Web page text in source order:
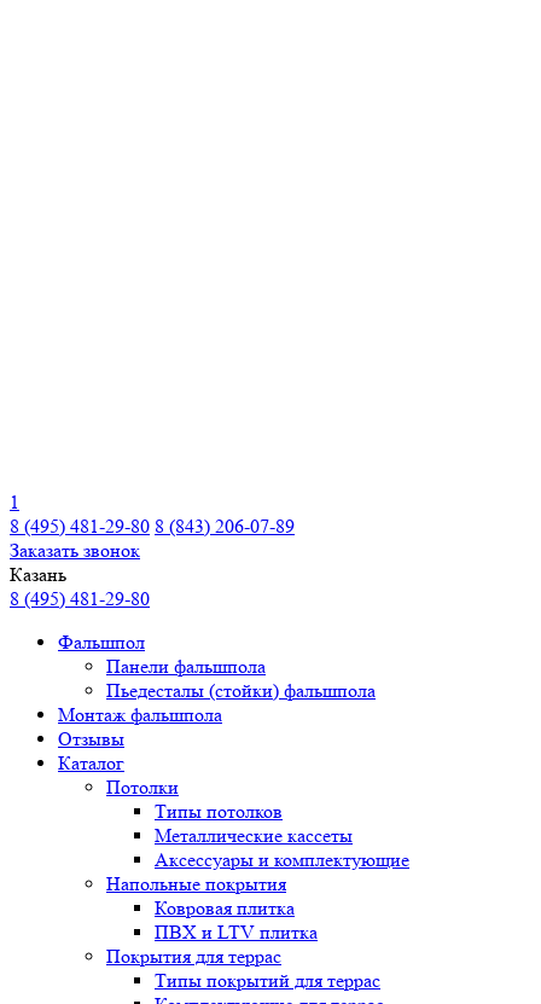
1
8 (495) 481-29-80 8 (843) 206-07-89
Заказать звонок
Казань
8 (495) 481-29-80
Фальшпол
Панели фальшпола
Пьедесталы (стойки) фальшпола
Монтаж фальшпола
Отзывы
Каталог
Потолки
Типы потолков
Металлические кассеты
Аксессуары и комплектующие
Напольные покрытия
Ковровая плитка
ПВХ и LTV плитка
Покрытия для террас
Типы покрытий для террас